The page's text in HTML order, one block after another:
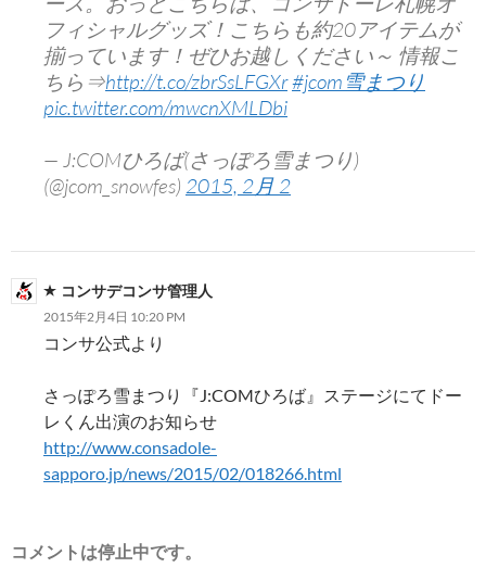
フィシャルグッズ！こちらも約20アイテムが
揃っています！ぜひお越しください～ 情報こ
ちら⇒http://t.co/zbrSsLFGXr#jcom雪まつり
pic.twitter.com/mwcnXMLDbi
— J:COMひろば(さっぽろ雪まつり)
(@jcom_snowfes) 2015, 2月 2
コンサデコンサ管理人
2015年2月4日 10:20 PM
コンサ公式より
さっぽろ雪まつり『J:COMひろば』ステージにてドー
レくん出演のお知らせ
http://www.consadole-
sapporo.jp/news/2015/02/018266.html
コメントは停止中です。